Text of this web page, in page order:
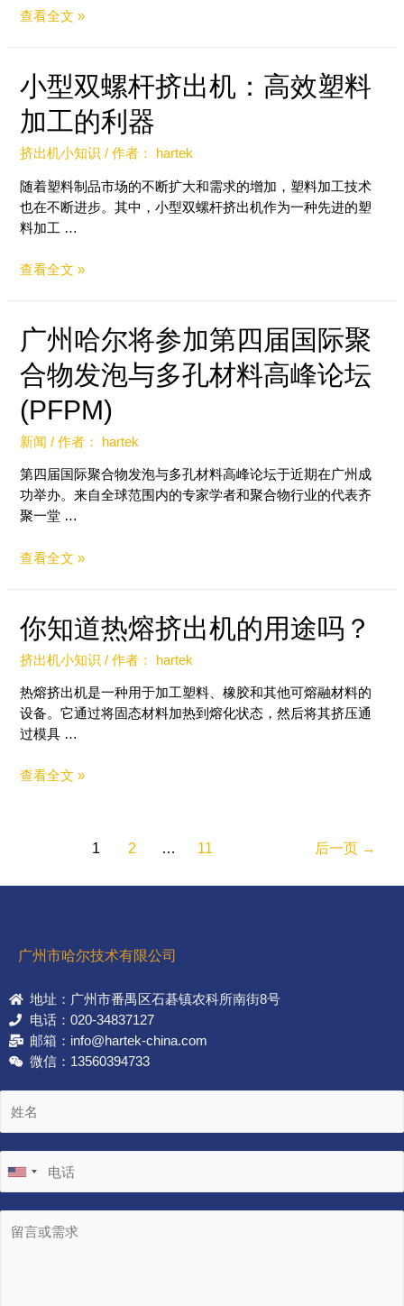
查看全文 »
小型双螺杆挤出机：高效塑料
加工的利器
挤出机小知识 / 作者： hartek
随着塑料制品市场的不断扩大和需求的增加，塑料加工技术
也在不断进步。其中，小型双螺杆挤出机作为一种先进的塑
料加工 …
查看全文 »
广州哈尔将参加第四届国际聚
合物发泡与多孔材料高峰论坛
(PFPM)
新闻 / 作者： hartek
第四届国际聚合物发泡与多孔材料高峰论坛于近期在广州成
功举办。来自全球范围内的专家学者和聚合物行业的代表齐
聚一堂 …
查看全文 »
你知道热熔挤出机的用途吗？
挤出机小知识 / 作者： hartek
热熔挤出机是一种用于加工塑料、橡胶和其他可熔融材料的
设备。它通过将固态材料加热到熔化状态，然后将其挤压通
过模具 …
查看全文 »
1 2 … 11 后一页 →
广州市哈尔技术有限公司
地址：广州市番禺区石碁镇农科所南街8号
电话：020-34837127
邮箱：info@hartek-china.com
微信：13560394733